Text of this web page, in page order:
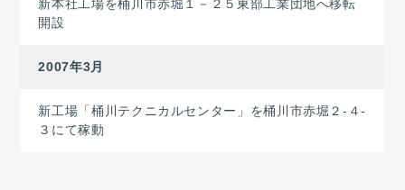
新本社工場を桶川市赤堀１－２５東部工業団地へ移転
開設
2007年3月
新工場「桶川テクニカルセンター」を桶川市赤堀２-４-
３にて稼動